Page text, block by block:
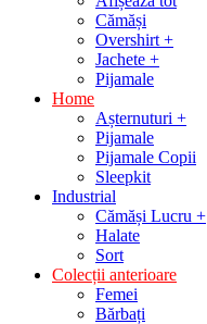
Cămăși
Overshirt +
Jachete +
Pijamale
Home
Așternuturi +
Pijamale
Pijamale Copii
Sleepkit
Industrial
Cămăși Lucru +
Halate
Sort
Colecții anterioare
Femei
Bărbați